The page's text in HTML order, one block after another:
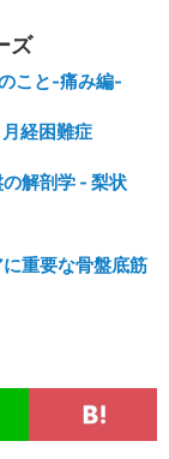
ズ
こと-痛み編-
経困難症
解剖学 - 梨状
に重要な骨盤底筋